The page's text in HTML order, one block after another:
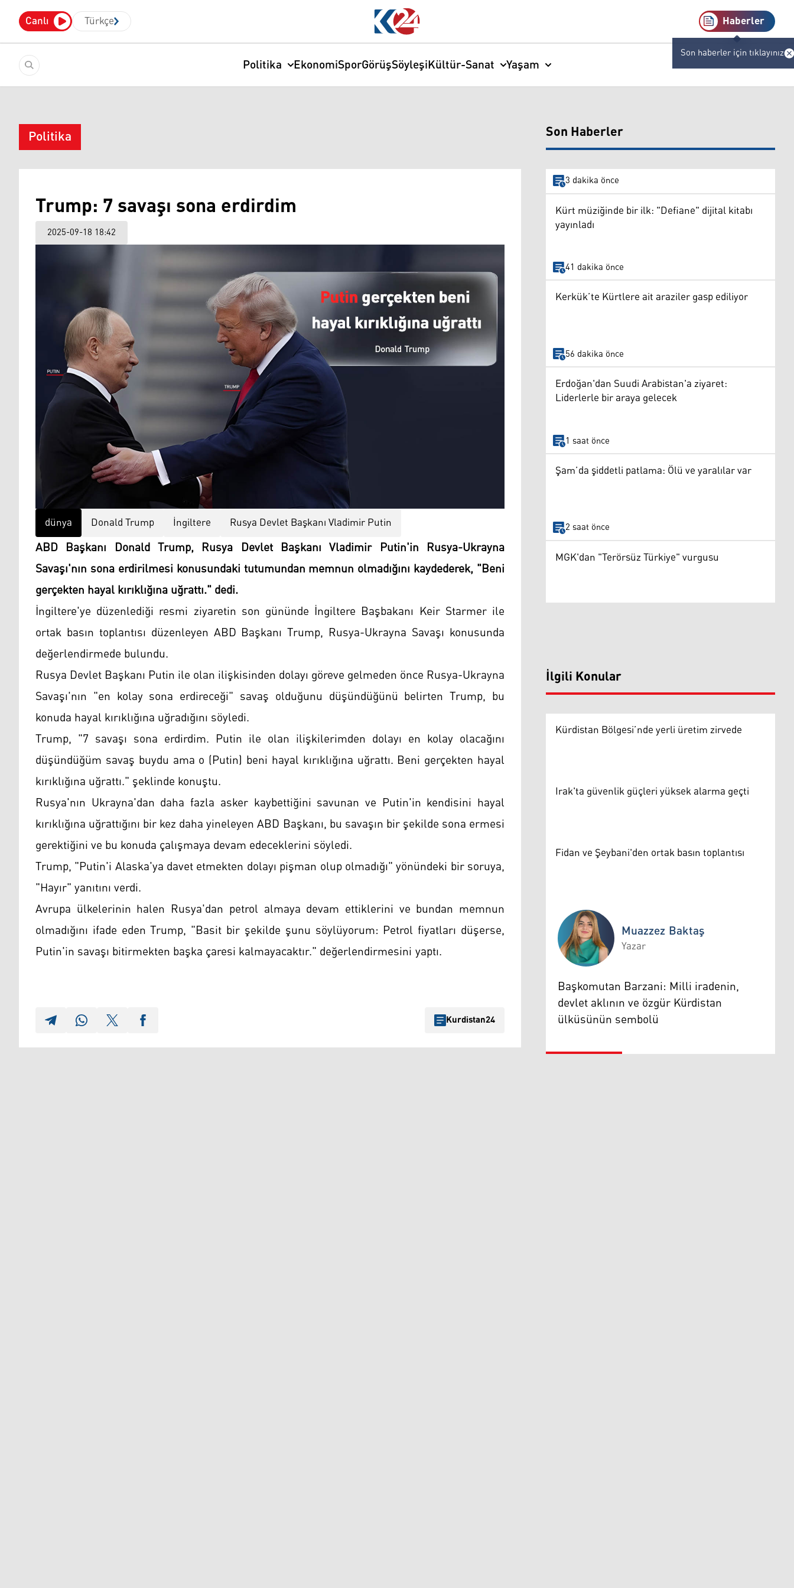
Canlı Türkçe Haberler
Son haberler için tıklayınız
Politika EkonomiSporGörüşSöyleşiKültür-Sanat Yaşam
Politika
Trump: 7 savaşı sona erdirdim
2025-09-18 18:42
dünya Donald Trump İngiltere Rusya Devlet Başkanı Vladimir Putin
ABD Başkanı Donald Trump, Rusya Devlet Başkanı Vladimir Putin'in Rusya-Ukrayna
Savaşı'nın sona erdirilmesi konusundaki tutumundan memnun olmadığını kaydederek, "Beni
gerçekten hayal kırıklığına uğrattı." dedi.
İngiltere'ye düzenlediği resmi ziyaretin son gününde İngiltere Başbakanı Keir Starmer ile
ortak basın toplantısı düzenleyen ABD Başkanı Trump, Rusya-Ukrayna Savaşı konusunda
değerlendirmede bulundu.
Rusya Devlet Başkanı Putin ile olan ilişkisinden dolayı göreve gelmeden önce Rusya-Ukrayna
Savaşı'nın "en kolay sona erdireceği" savaş olduğunu düşündüğünü belirten Trump, bu
konuda hayal kırıklığına uğradığını söyledi.
Trump, "7 savaşı sona erdirdim. Putin ile olan ilişkilerimden dolayı en kolay olacağını
düşündüğüm savaş buydu ama o (Putin) beni hayal kırıklığına uğrattı. Beni gerçekten hayal
kırıklığına uğrattı." şeklinde konuştu.
Rusya'nın Ukrayna'dan daha fazla asker kaybettiğini savunan ve Putin'in kendisini hayal
kırıklığına uğrattığını bir kez daha yineleyen ABD Başkanı, bu savaşın bir şekilde sona ermesi
gerektiğini ve bu konuda çalışmaya devam edeceklerini söyledi.
Trump, "Putin'i Alaska'ya davet etmekten dolayı pişman olup olmadığı" yönündeki bir soruya,
"Hayır" yanıtını verdi.
Avrupa ülkelerinin halen Rusya'dan petrol almaya devam ettiklerini ve bundan memnun
olmadığını ifade eden Trump, "Basit bir şekilde şunu söylüyorum: Petrol fiyatları düşerse,
Putin'in savaşı bitirmekten başka çaresi kalmayacaktır." değerlendirmesini yaptı.
Kurdistan24
Son Haberler
3 dakika önce
Kürt müziğinde bir ilk: "Defiane" dijital kitabı
yayınladı
41 dakika önce
Kerkük’te Kürtlere ait araziler gasp ediliyor
56 dakika önce
Erdoğan'dan Suudi Arabistan'a ziyaret:
Liderlerle bir araya gelecek
1 saat önce
Şam’da şiddetli patlama: Ölü ve yaralılar var
2 saat önce
MGK'dan "Terörsüz Türkiye" vurgusu
İlgili Konular
Kürdistan Bölgesi’nde yerli üretim zirvede
Irak'ta güvenlik güçleri yüksek alarma geçti
Fidan ve Şeybani'den ortak basın toplantısı
Muazzez Baktaş
Muazzez Baktaş
Yazar
Başkomutan Barzani: Milli iradenin,
devlet aklının ve özgür Kürdistan
ülküsünün sembolü